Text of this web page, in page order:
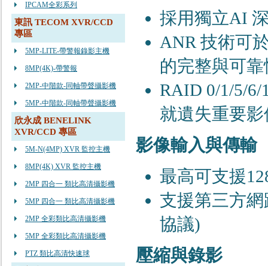
IPCAM全彩系列
東訊 TECOM XVR/CCD
專區
5MP-LITE-帶警報錄影主機
8MP(4K)-帶警報
2MP-中階款-同軸帶聲攝影機
5MP-中階款-同軸帶聲攝影機
欣永成 BENELINK
XVR/CCD 專區
5M-N(4MP) XVR 監控主機
8MP(4K) XVR 監控主機
2MP 四合一 類比高清攝影機
5MP 四合一 類比高清攝影機
2MP 全彩類比高清攝影機
5MP 全彩類比高清攝影機
PTZ 類比高清快速球
採⽤獨立AI
ANR 技術可
的完整與可靠
RAID 0/1/5/
就遺失重要
影像輸入與傳輸
最⾼可⽀援
⽀援第三⽅
協議)
壓縮與錄影